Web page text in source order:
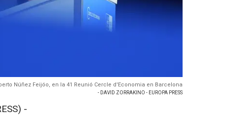
Núñez Feijóo, en la 41 Reunió Cercle d'Economia en Barcelona
- DAVID ZORRAKINO - EUROPA PRESS
-